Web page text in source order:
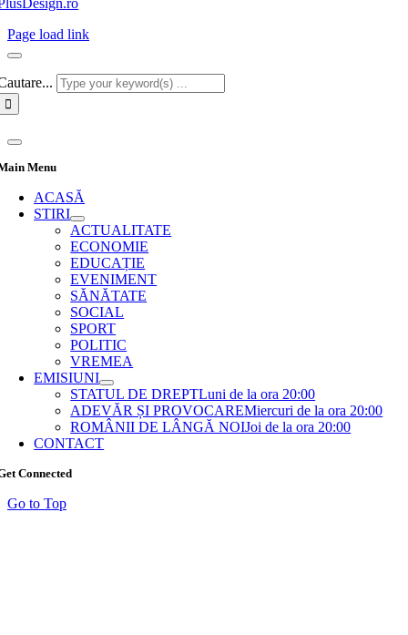
Page load link
Menu
ACASĂ
STIRI
ACTUALITATE
ECONOMIE
EDUCAȚIE
EVENIMENT
SĂNĂTATE
SOCIAL
SPORT
POLITIC
VREMEA
EMISIUNI
STATUL DE DREPTLuni de la ora 20:00
ADEVĂR ȘI PROVOCAREMiercuri de la ora 20:00
ROMÂNII DE LÂNGĂ NOIJoi de la ora 20:00
CONTACT
Connected
Go to Top